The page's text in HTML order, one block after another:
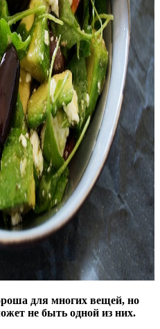
для многих вещей, но
не быть одной из них.